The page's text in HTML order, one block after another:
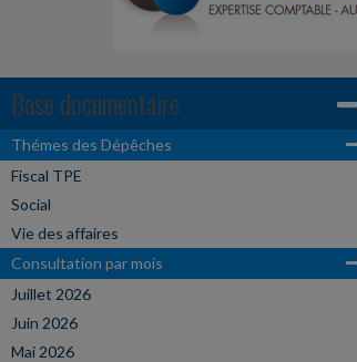
Base documentaire
Thémes des Dépêches
Fiscal TPE
Social
Vie des affaires
Consultation par mois
Juillet 2026
Juin 2026
Mai 2026